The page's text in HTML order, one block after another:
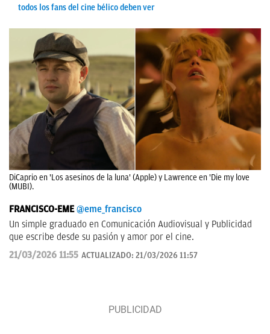
todos los fans del cine bélico deben ver
DiCaprio en 'Los asesinos de la luna' (Apple) y Lawrence en 'Die my love
(MUBI).
FRANCISCO-EME @eme_francisco
Un simple graduado en Comunicación Audiovisual y Publicidad
que escribe desde su pasión y amor por el cine.
21/03/2026 11:55 ACTUALIZADO: 21/03/2026 11:57